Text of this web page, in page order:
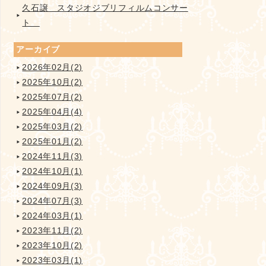
久石譲 スタジオジブリフィルムコンサー
ト
アーカイブ
2026年02月(2)
2025年10月(2)
2025年07月(2)
2025年04月(4)
2025年03月(2)
2025年01月(2)
2024年11月(3)
2024年10月(1)
2024年09月(3)
2024年07月(3)
2024年03月(1)
2023年11月(2)
2023年10月(2)
2023年03月(1)